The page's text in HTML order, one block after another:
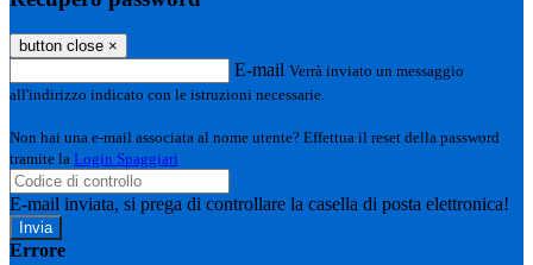
button close ×
E-mail Verrà inviato un messaggio
all'indirizzo indicato con le istruzioni necessarie.
Non hai una e-mail associata al nome utente? Effettua il reset della password
tramite la Login Spaggiari
E-mail inviata, si prega di controllare la casella di posta elettronica!
Errore